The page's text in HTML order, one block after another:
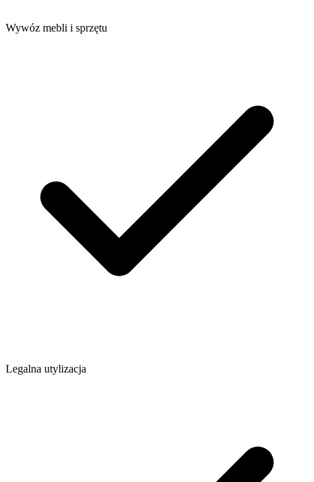
Wywóz mebli i sprzętu
Legalna utylizacja